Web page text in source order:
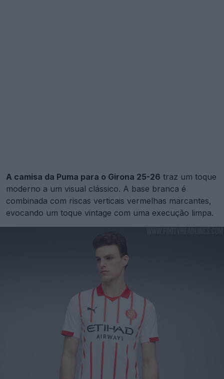
A camisa da Puma para o Girona 25-26 traz um toque
moderno a um visual clássico. A base branca é
combinada com riscas verticais vermelhas marcantes,
evocando um toque vintage com uma execução limpa.